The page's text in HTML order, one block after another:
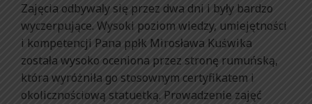
Zajęcia odbywały się przez dwa dni i były bardzo
wyczerpujące. Wysoki poziom wiedzy, umiejętności
i kompetencji Pana ppłk Mirosława Kuświka
została wysoko oceniona przez stronę rumuńską,
która wyróżniła go stosownym certyfikatem i
okolicznościową statuetką. Prowadzenie zajęć